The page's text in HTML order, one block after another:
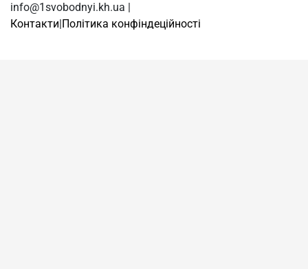
info@1svobodnyi.kh.ua |
Контакти|Політика конфіндеційності